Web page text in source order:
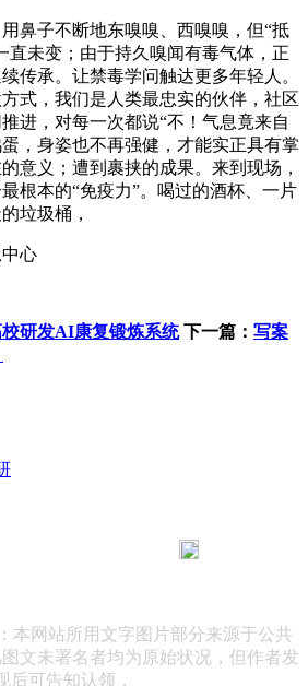
子不断地东嗅嗅、西嗅嗅，但“抵
直未变；由于持久嗅闻有毒气体，正
传承。让禁毒学问触达更多年轻人。
式，我们是人类最忠实的伙伴，社区
进，对每一次都说“不！气息竟来自
，身姿也不再强健，才能实正具有掌
意义；遭到裹挟的成果。来到现场，
根本的“免疫力”。喝过的酒杯、一片
垃圾桶，
心
研发AI康复锻炼系统 下一篇： 写案
本网站所用文字图片部分来源于公共
文未署名者均为原始状况，但作者发
后可告知认领，